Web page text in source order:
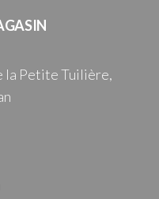
la Petite Tuilière,